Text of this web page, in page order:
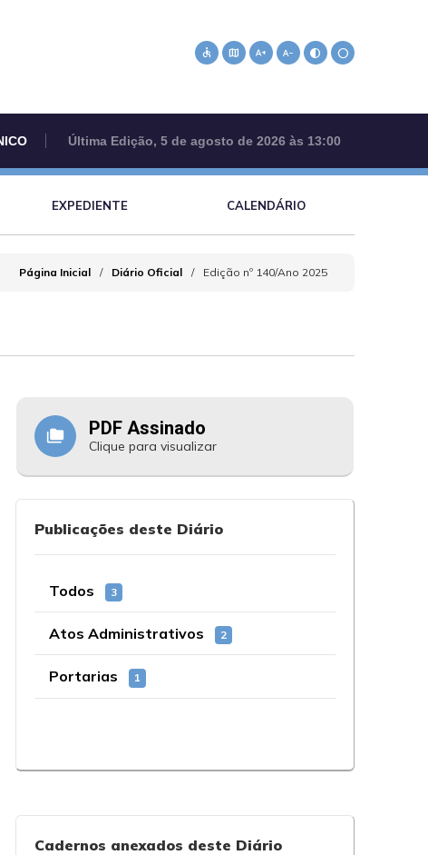
accessible map text_increase text_decrease contrast circle
Última Edição, 5 de agosto de 2026 às 13:00
EXPEDIENTE CALENDÁRIO
Página Inicial Diário Oficial Edição nº 140/Ano 2025
folder_copy PDF Assinado
Clique para visualizar
Publicações deste Diário
Todos 3
Atos Administrativos 2
Portarias 1
Cadernos anexados deste Diário